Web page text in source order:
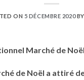
ON 5 DÉCEMBRE 2020
Marché de
de Noël a